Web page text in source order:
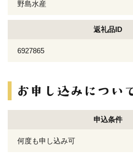
野島水産
返礼品ID
6927865
申込条件
何度も申し込み可